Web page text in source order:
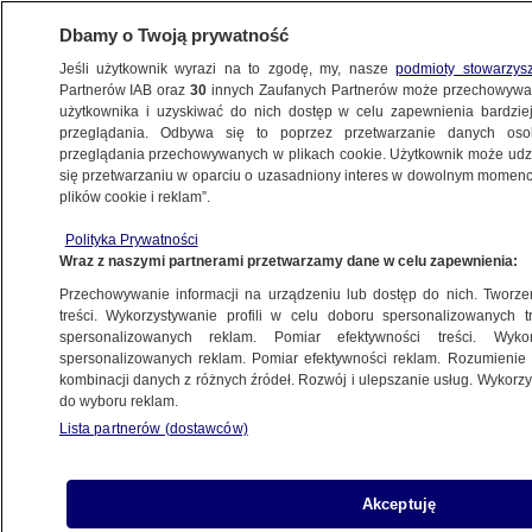
ZDROWIE
ZDROWIE
Wirus zakłócił kolejny rejs
Zuzanna Kuffel
13.05.2026, 21:42
Posłuchaj artykułu
Czyta lektor AI
Dbamy o Twoją prywatność
Jeśli użytkownik wyrazi na to zgodę, my, naszepodmioty
Partnerów IAB oraz30 innych Zaufanych Partnerów może
użytkownika i uzyskiwać do nich dostęp w celu zapewnienia
przeglądania. Odbywa się to poprzez przetwarzanie danych
przeglądania przechowywanych w plikach cookie. Użytkownik może
się przetwarzaniu w oparciu o uzasadniony interes w dowolnym
plików cookie i reklam”.
Polityka Prywatności
Wraz z naszymi partnerami przetwarzamy dane w celu zapewnienia:
Przechowywanie informacji na urządzeniu lub dostęp do nich.
treści. Wykorzystywanie profili w celu doboru spersonalizowanych
spersonalizowanych reklam. Pomiar efektywności treści.
spersonalizowanych reklam. Pomiar efektywności reklam.
kombinacji danych z różnych źródeł. Rozwój i ulepszanie usług.
do wyboru reklam.
Lista partnerów (dostawców)
Akceptuję